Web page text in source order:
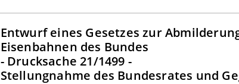
Entwurf eines Gesetzes zur
Eisenbahnen des Bundes
- Drucksache 21/1499 -
Stellungnahme des Bundesrates und